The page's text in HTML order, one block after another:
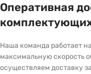
Оперативная
Наша команда работает
максимальную скорость
осуществляем доставку